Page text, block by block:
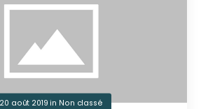
20 août 2019 in Non classé